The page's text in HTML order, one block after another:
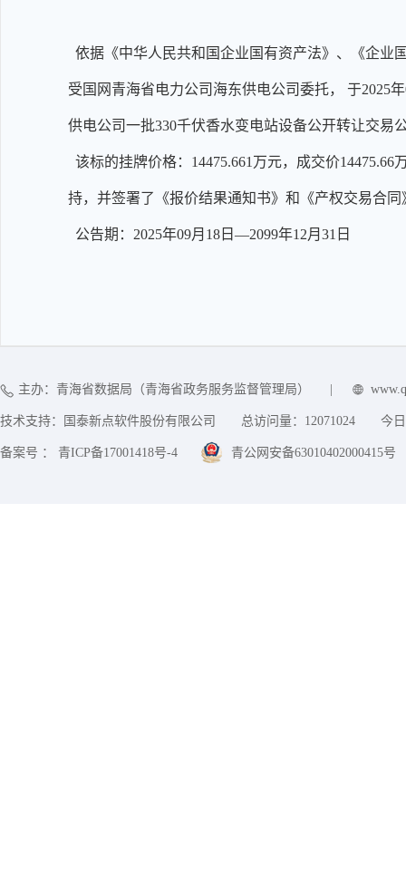
依据《中华人民共和国企业国有资产法》、《企业
受国网青海省电力公司海东供电公司委托， 于2025
供电公司一批330千伏香水变电站设备公开转让交易
该标的挂牌价格：14475.661万元，成交价
持，并签署了《报价结果通知书》和《产权交易合
公告期：2025年09月18日—2099年12月31日
主办：青海省数据局（青海省政务服务监督管理局）
技术支持：国泰新点软件股份有限公司 总访问量： 12071024 今
备案号 ： 青ICP备17001418号-4 青公网安备63010402000415号